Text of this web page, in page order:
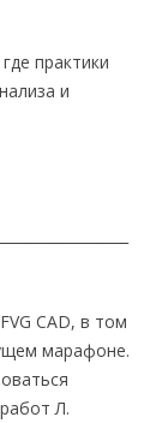
практики
и
CAD, в том
марафоне.
Л.